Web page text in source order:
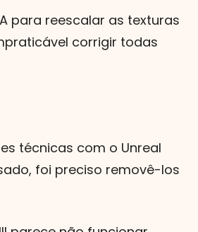
para reescalar as texturas
corrigir todas
técnicas com o Unreal
foi preciso removê-los